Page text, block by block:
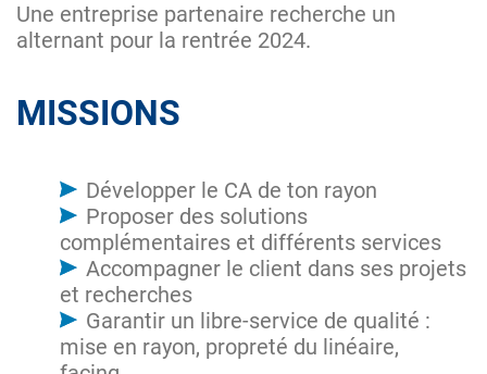
Une entreprise partenaire recherche un
alternant pour la rentrée 2024.
MISSIONS
Développer le CA de ton rayon
Proposer des solutions
complémentaires et différents services
Accompagner le client dans ses projets
et recherches
Garantir un libre-service de qualité :
mise en rayon, propreté du linéaire,